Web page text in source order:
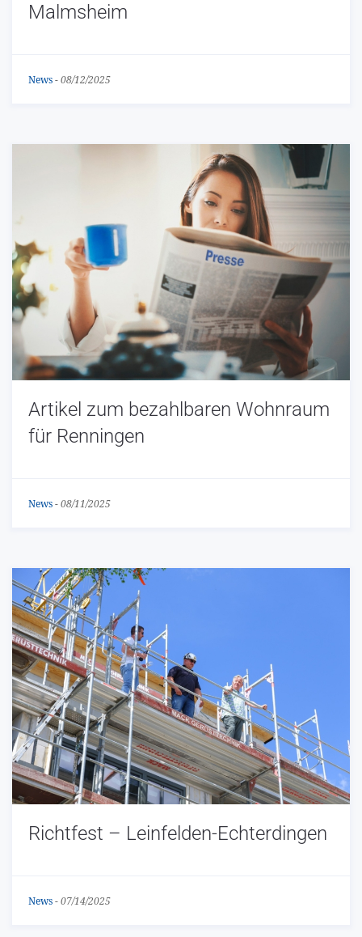
Malmsheim
News - 08/12/2025
Artikel zum bezahlbaren Wohnraum
für Renningen
News - 08/11/2025
Richtfest – Leinfelden-Echterdingen
News - 07/14/2025